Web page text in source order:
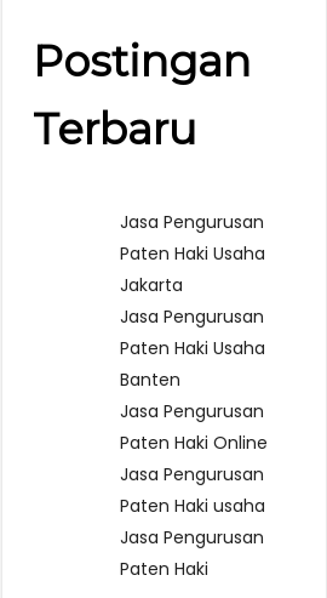
Postingan
Terbaru
Jasa Pengurusan
Paten Haki Usaha
Jakarta
Jasa Pengurusan
Paten Haki Usaha
Banten
Jasa Pengurusan
Paten Haki Online
Jasa Pengurusan
Paten Haki usaha
Jasa Pengurusan
Paten Haki